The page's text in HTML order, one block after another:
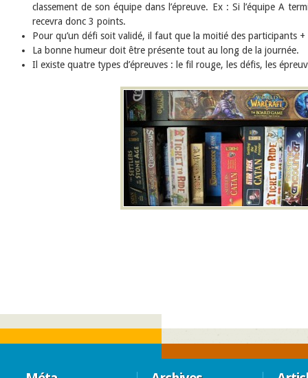
classement de son équipe dans l’épreuve. Ex : Si l’équipe A
recevra donc 3 points.
Pour qu’un défi soit validé, il faut que la moitié des participants
La bonne humeur doit être présente tout au long de la journée.
Il existe quatre types d’épreuves : le fil rouge, les défis, les